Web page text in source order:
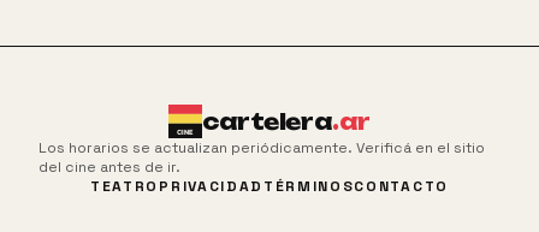
cartelera.ar
Los horarios se actualizan periódicamente. Verificá en el sitio
del cine antes de ir.
TEATRO PRIVACIDAD TÉRMINOSCONTACTO